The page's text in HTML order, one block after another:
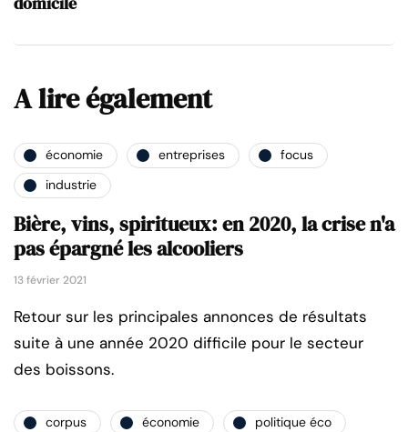
A lire également
économie entreprises
focus
industrie
Bière, vins, spiritueux: en 2020, la crise n'a
pas épargné les alcooliers
13 février 2021
Retour sur les principales annonces de résultats
suite à une année 2020 difficile pour le secteur
des boissons.
corpus économie
politique éco